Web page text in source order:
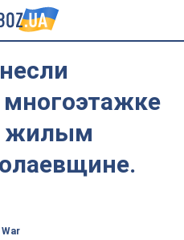
жилым
War